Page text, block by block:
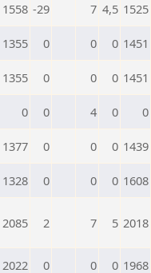
1558 -29 7 4,5 1525
1355 0 0 0 1451
1355 0 0 0 1451
0 0 4 0 0
1377 0 0 0 1439
1328 0 0 0 1608
2085 2 7 5 2018
2022 0 0 0 1968